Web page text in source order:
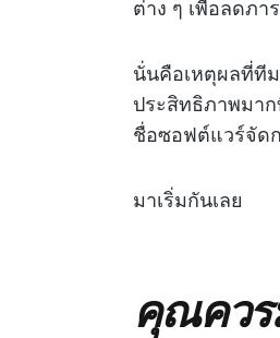
ต่าง ๆ เพื่อลดภา
นั่นคือเหตุผลที่ที
ประสิทธิภาพมาก
ชื่อซอฟต์แวร์จัด
มาเริ่มกันเลย
คุณควร